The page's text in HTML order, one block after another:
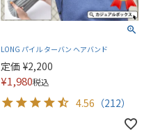
LONG パイル ターバン ヘアバンド
定価 ¥2,200
¥1,980税込
4.56 （212）